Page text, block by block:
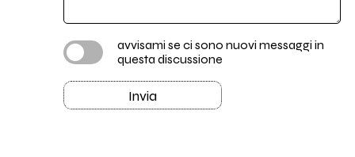
avvisami se ci sono nuovi messaggi in
questa discussione
Invia